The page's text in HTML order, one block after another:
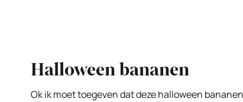
Halloween bananen
Ok ik moet toegeven dat deze halloween